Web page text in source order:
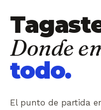
Donde
todo.
El punto de partida